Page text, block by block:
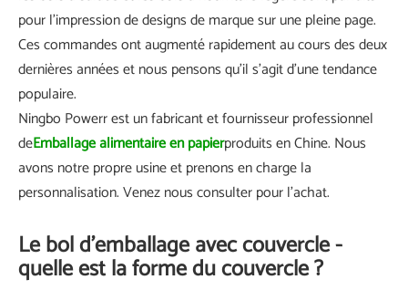
pour l'impression de designs de marque sur une pleine page.
Ces commandes ont augmenté rapidement au cours des deux
dernières années et nous pensons qu’il s’agit d’une tendance
populaire.
Ningbo Powerr est un fabricant et fournisseur professionnel
deEmballage alimentaire en papierproduits en Chine. Nous
avons notre propre usine et prenons en charge la
personnalisation. Venez nous consulter pour l'achat.
Le bol d'emballage avec couvercle -
quelle est la forme du couvercle ?